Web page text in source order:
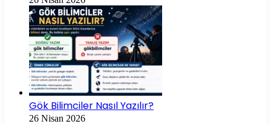
Gök Bilimciler Nasıl Yazılır?
26 Nisan 2026